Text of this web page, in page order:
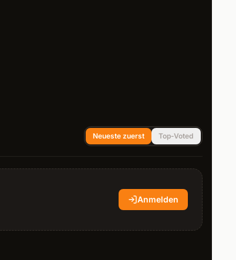
Neueste zuerst Top-Voted
Anmelden